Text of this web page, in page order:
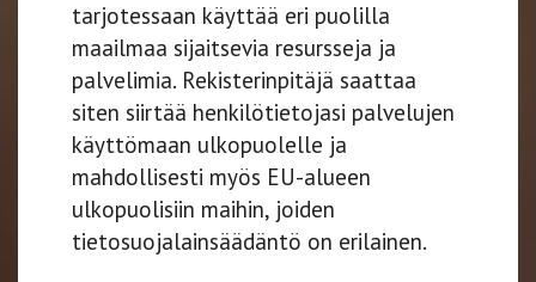
tarjotessaan käyttää eri puolilla
maailmaa sijaitsevia resursseja ja
palvelimia. Rekisterinpitäjä saattaa
siten siirtää henkilötietojasi palvelujen
käyttömaan ulkopuolelle ja
mahdollisesti myös EU-alueen
ulkopuolisiin maihin, joiden
tietosuojalainsäädäntö on erilainen.